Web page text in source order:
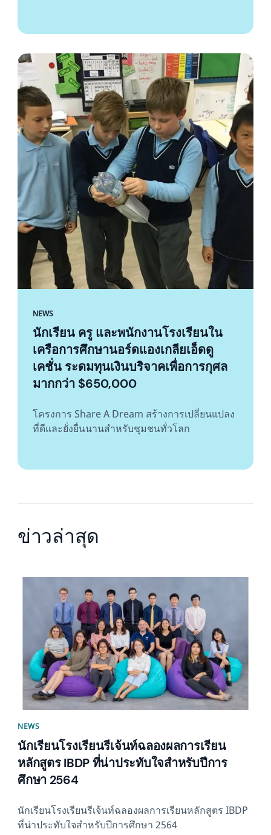
NEWS
นักเรียน ครู และพนักงานโรงเรียนใน
เครือการศึกษานอร์ดแองเกลียเอ็ดดู
เคชั่น ระดมทุนเงินบริจาคเพื่อการกุศล
มากกว่า $650,000
โครงการ Share A Dream สร้างการเปลี่ยนแปลง
ที่ดีและยั่งยื่นนานสำหรับชุมชนทั่วโลก
ข่าวล่าสุด
NEWS
นักเรียนโรงเรียนรีเจ้นท์ฉลองผลการเรียน
หลักสูตร IBDP ที่น่าประทับใจสำหรับปีการ
ศึกษา 2564
นักเรียนโรงเรียนรีเจ้นท์ฉลองผลการเรียนหลักสูตร IBDP
ที่น่าประทับใจสำหรับปีการศึกษา 2564